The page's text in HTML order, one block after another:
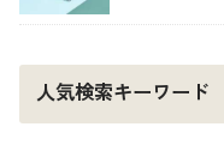
人気検索キーワード